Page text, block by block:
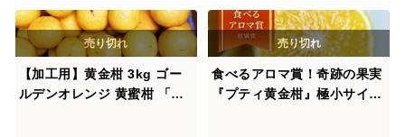
【加工用】黄金柑 3kg ゴー
ルデンオレンジ 黄蜜柑 「も
食べるアロマ賞！奇跡の果実
『プティ黄金柑』極小サイズ